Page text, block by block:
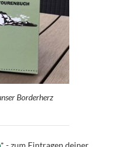
Borderherz
* - zum Eintragen deiner